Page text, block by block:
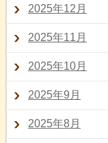
2025年12月
2025年11月
2025年10月
2025年9月
2025年8月